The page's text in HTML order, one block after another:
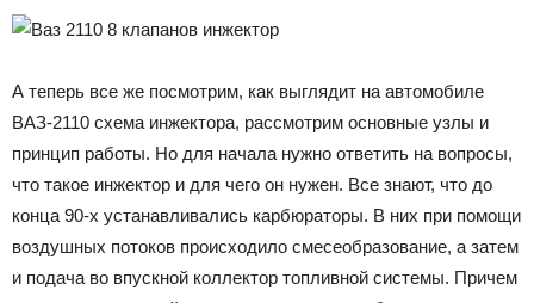
А теперь все же посмотрим, как выглядит на автомобиле
ВАЗ-2110 схема инжектора, рассмотрим основные узлы и
принцип работы. Но для начала нужно ответить на вопросы,
что такое инжектор и для чего он нужен. Все знают, что до
конца 90-х устанавливались карбюраторы. В них при помощи
воздушных потоков происходило смесеобразование, а затем
и подача во впускной коллектор топливной системы. Причем